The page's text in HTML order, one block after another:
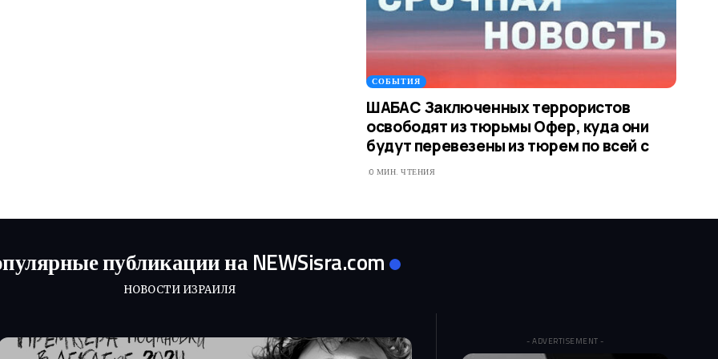
СОБЫТИЯ
ШАБАС Заключенных террористов
освободят из тюрьмы Офер, куда они
будут перевезены из тюрем по всей с
0 МИН. ЧТЕНИЯ
публикации на NEWSisra.com
НОВОСТИ ИЗРАИЛЯ
- ADVERTISEMENT -